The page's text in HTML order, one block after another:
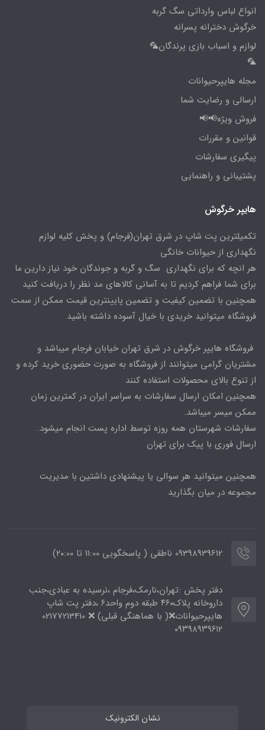
انواع لباس وارداتی سگ گربه
خرگوش دخترانه پسرانه
لوازم و اسباب بازی پرندگان🦜
🦜
مجله هایپرحیوانات
ارسالی و رضایت شما
فروش ویژه📢📢
قوانین و مقررات
پیگیری سفارشات
پشتیبانی و راهنمایی
هایپر خرگوش
تکمیلترین پت شاپ در شرق تهران(فرجام) و پخش کلیه لوازم
نگهداری از حیوانات خانگی
هر انچه که برای نگهداری سگ و گربه و جوندگان خود نیاز دارین ما
برای شما فراهم کردیم تا به آسانی کالاهای مد نظر را دریافت کنید
همچنین با تضمین کیفیت و تضمین پایینترین قیمت ممکن از سمت
فروشگاه میتوانید خریدی با خیال آسوده داشته باشید
فروشگاه هایپر خرگوش در شرق تهران خیابان فرجام میباشد و
مشتریان گرامی میتوانند از فروشگاه به صورت حضوری خرید کرده و
از تنوع بالای محصولات استفاده کنند
همچنین امکان ارسال سفارشات به سراسر ایران در کمترین زمان
ممکن میسر میباشد.
سفارشات شهرستان همه روزه توسط اداره پست انجام میشود.
ارسال فوری با پیک برای تهران
همچنین میتوانید هر سوالی یا پیشنهادی داشتین با مدیریت
مجموعه در میان بگذارید
09398939612 ناطقی ( پاسخگویی 11:00 تا ۲۰:00)
دفتر پخش :تهران،نارمک،فرجام ،نرسیده به عبادی،جنب
داروخانه پلاک۴۶۰ طبقه دوم واحد۶ ،دفتر پت شاپ
هایپرحیوانات❌( با هماهنگی قبلی) ❌ 02177213410
۰۹۳۹۸۹۳۹۶۱۲
نشان الکترونیک